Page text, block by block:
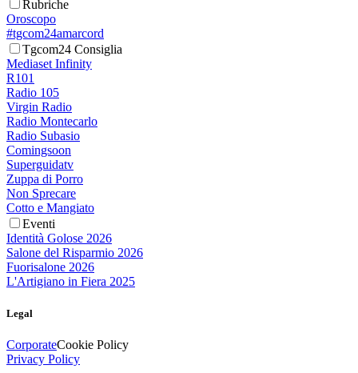
Rubriche
Oroscopo
#tgcom24amarcord
Tgcom24 Consiglia
Mediaset Infinity
R101
Radio 105
Virgin Radio
Radio Montecarlo
Radio Subasio
Comingsoon
Superguidatv
Zuppa di Porro
Non Sprecare
Cotto e Mangiato
Eventi
Identità Golose 2026
Salone del Risparmio 2026
Fuorisalone 2026
L'Artigiano in Fiera 2025
Legal
CorporateCookie Policy
Privacy Policy